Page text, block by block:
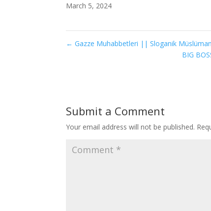
March 5, 2024
← Gazze Muhabbetleri || Sloganik
BIG
Submit a Comment
Your email address will not be published.